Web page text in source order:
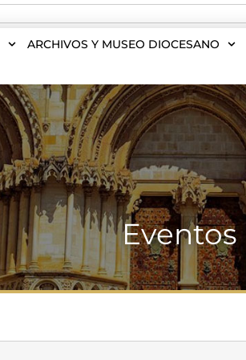
ARCHIVOS Y MUSEO DIOCESANO
Eventos